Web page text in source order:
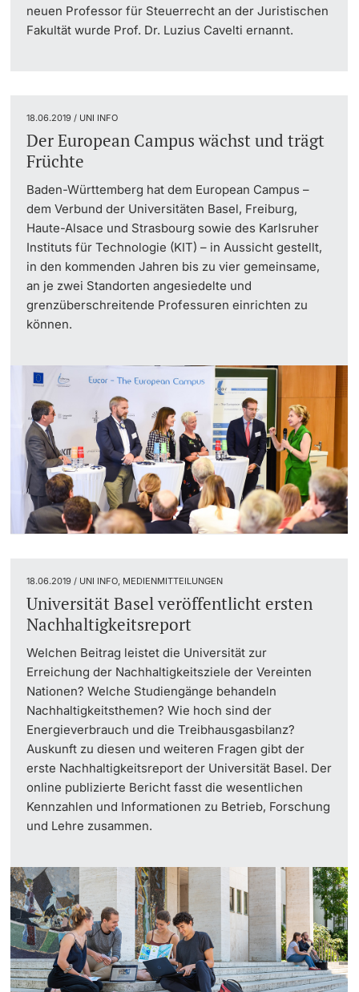
neuen Professor für Steuerrecht an der Juristischen
Fakultät wurde Prof. Dr. Luzius Cavelti ernannt.
18.06.2019 / UNI INFO
Der European Campus wächst und trägt
Früchte
Baden-Württemberg hat dem European Campus –
dem Verbund der Universitäten Basel, Freiburg,
Haute-Alsace und Strasbourg sowie des Karlsruher
Instituts für Technologie (KIT) – in Aussicht gestellt,
in den kommenden Jahren bis zu vier gemeinsame,
an je zwei Standorten angesiedelte und
grenzüberschreitende Professuren einrichten zu
können.
18.06.2019 / UNI INFO, MEDIENMITTEILUNGEN
Universität Basel veröffentlicht ersten
Nachhaltigkeitsreport
Welchen Beitrag leistet die Universität zur
Erreichung der Nachhaltigkeitsziele der Vereinten
Nationen? Welche Studiengänge behandeln
Nachhaltigkeitsthemen? Wie hoch sind der
Energieverbrauch und die Treibhausgasbilanz?
Auskunft zu diesen und weiteren Fragen gibt der
erste Nachhaltigkeitsreport der Universität Basel. Der
online publizierte Bericht fasst die wesentlichen
Kennzahlen und Informationen zu Betrieb, Forschung
und Lehre zusammen.